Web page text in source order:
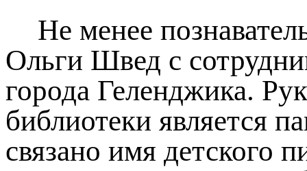
Не менее
Ольги Швед с
города Геленджика.
библиотеки является
связано имя детского